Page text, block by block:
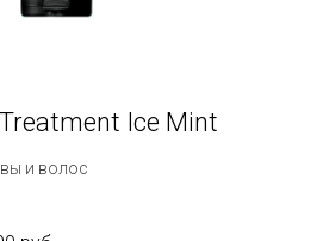
Ice Mint
и волос